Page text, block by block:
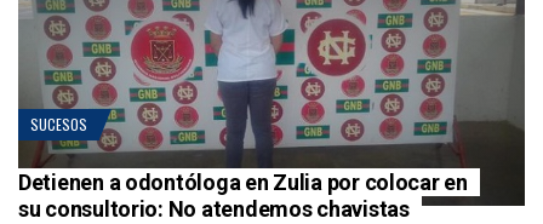
SUCESOS
Detienen a odontóloga en Zulia por colocar en
su consultorio: No atendemos chavistas